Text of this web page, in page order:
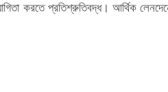
করতে প্রতিশ্রুতিবদ্ধ। আর্থিক লেনদেনে